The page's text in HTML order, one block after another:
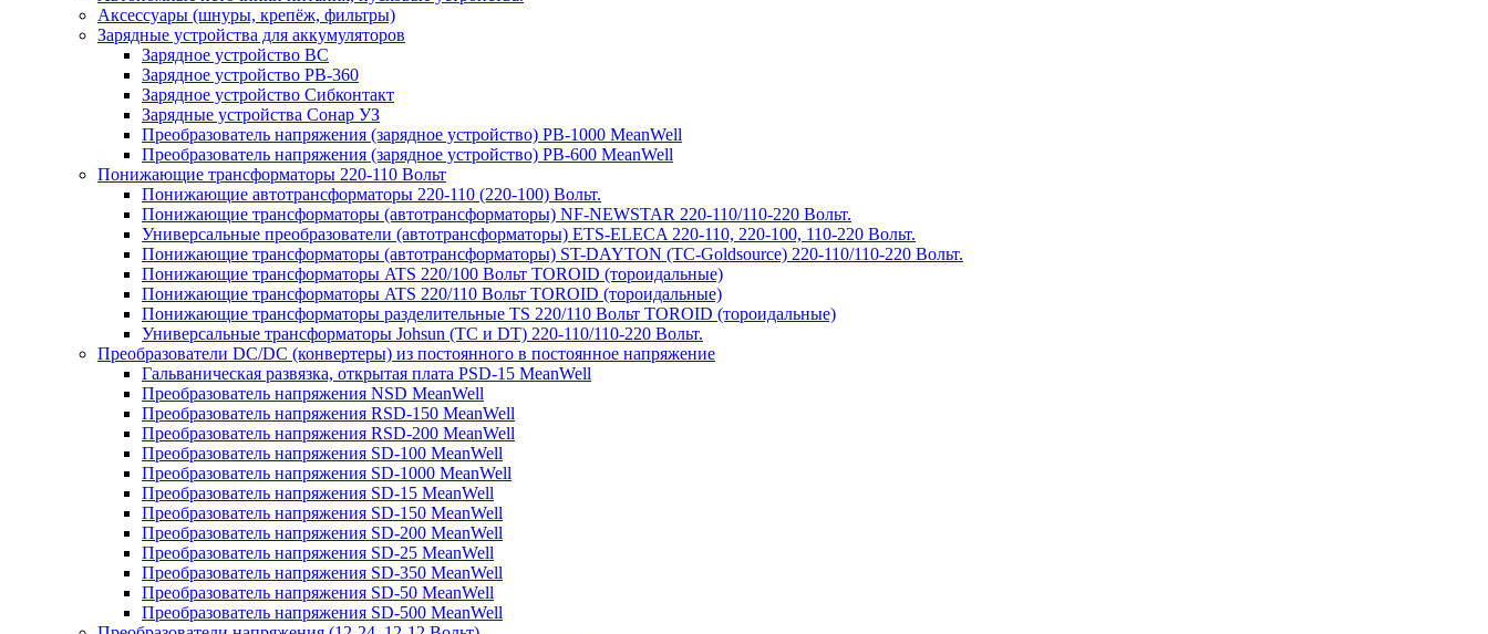
Аксессуары (шнуры, крепёж, фильтры)
Зарядные устройства для аккумуляторов
Зарядное устройство BC
Зарядное устройство PB-360
Зарядное устройство Сибконтакт
Зарядные устройства Сонар УЗ
Преобразователь напряжения (зарядное устройство) PB-1000 MeanWell
Преобразователь напряжения (зарядное устройство) PB-600 MeanWell
Понижающие трансформаторы 220-110 Вольт
Понижающие автотрансформаторы 220-110 (220-100) Вольт.
Понижающие трансформаторы (автотрансформаторы) NF-NEWSTAR 220-110/110-220 Вольт.
Универсальные преобразователи (автотрансформаторы) ETS-ELECA 220-110, 220-100, 110-220 Вольт.
Понижающие трансформаторы (автотрансформаторы) ST-DAYTON (TC-Goldsource) 220-110/110-220 Вольт.
Понижающие трансформаторы ATS 220/100 Вольт TOROID (тороидальные)
Понижающие трансформаторы ATS 220/110 Вольт TOROID (тороидальные)
Понижающие трансформаторы разделительные TS 220/110 Вольт TOROID (тороидальные)
Универсальные трансформаторы Johsun (TС и DT) 220-110/110-220 Вольт.
Преобразователи DC/DC (конвертеры) из постоянного в постоянное напряжение
Гальваническая развязка, открытая плата PSD-15 MeanWell
Преобразователь напряжения NSD MeanWell
Преобразователь напряжения RSD-150 MeanWell
Преобразователь напряжения RSD-200 MeanWell
Преобразователь напряжения SD-100 MeanWell
Преобразователь напряжения SD-1000 MeanWell
Преобразователь напряжения SD-15 MeanWell
Преобразователь напряжения SD-150 MeanWell
Преобразователь напряжения SD-200 MeanWell
Преобразователь напряжения SD-25 MeanWell
Преобразователь напряжения SD-350 MeanWell
Преобразователь напряжения SD-50 MeanWell
Преобразователь напряжения SD-500 MeanWell